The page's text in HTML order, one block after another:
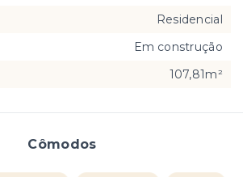
Cômodos
Residencial
Em construção
107,81m²